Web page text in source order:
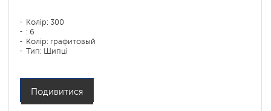
Колір: 300
: 6
Колір: графитовый
Тип: Щипці
Подивитися